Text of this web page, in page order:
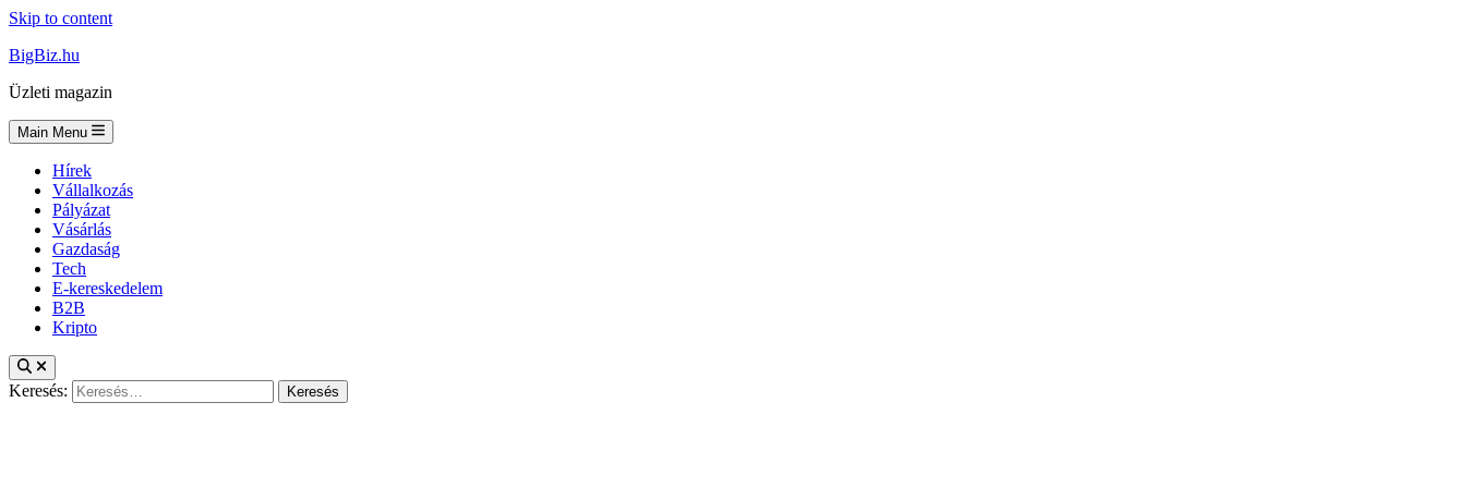
Skip to content
BigBiz.hu
Üzleti magazin
Main Menu
Hírek
Vállalkozás
Pályázat
Vásárlás
Gazdaság
Tech
E-kereskedelem
B2B
Kripto
Keresés: